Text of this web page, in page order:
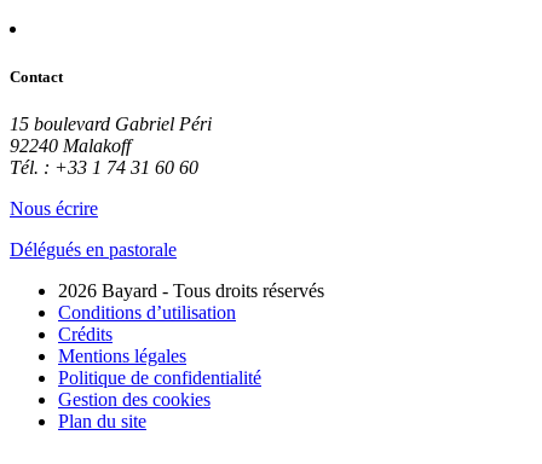
Contact
15 boulevard Gabriel Péri
92240 Malakoff
Tél. : +33 1 74 31 60 60
Nous écrire
Délégués en pastorale
2026 Bayard - Tous droits réservés
Conditions d’utilisation
Crédits
Mentions légales
Politique de confidentialité
Gestion des cookies
Plan du site